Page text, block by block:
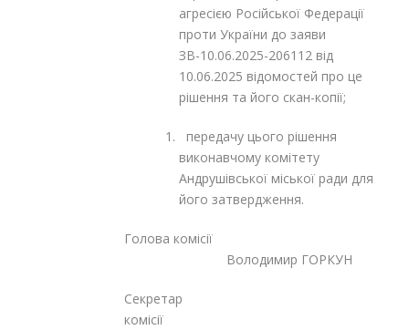
агресією Російської Федерації
проти України до заяви
ЗВ-10.06.2025-206112 від
10.06.2025 відомостей про це
рішення та його скан-копії;
передачу цього рішення
виконавчому комітету
Андрушівської міської ради для
його затвердження.
Голова комісії
Володимир ГОРКУН
Секретар
комісії